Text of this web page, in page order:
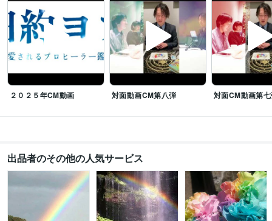
情報処理技術者（応用情報技術者） 取得年 : 2016年
産業カウンセラー 取得年 : 2017年
認定レイキティーチャー 取得年 : 2018年
認定レイキヒーラー 取得年 : 2018年
取得年 : 2018年
日商簿記検定1級
ビジネス・クリエイティブツール
占い 霊感 預言 ヒーリング 霊視 心理カウンセリング
悩み相談・カウンセリング 就労支援相談
ビジネス メンタルヘルス メンタルケア
コンサルタント
ヒーリング オラクルカード ダウジング
２０２５年CM動画 対面動画CM第八弾 対面CM動画第
出品者のその他の人気サービス